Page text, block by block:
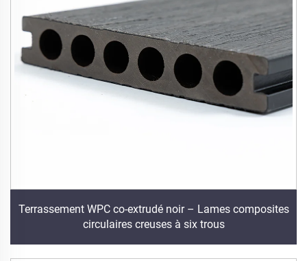
Terrassement WPC co-extrudé noir – Lames composites
circulaires creuses à six trous